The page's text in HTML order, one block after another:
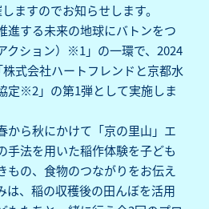
ますのでお知らせします。
進する未来の地球にバトンをつ
クション）※1」の一環で、2024
式会社ハートフレンドと京都水
定※2」の第1弾として実施しま
から秋にかけて「京の里山」エ
手法を用いた稲作体験を子ども
もの、食物のつながりをお伝え
は、稲の収穫後の田んぼを活用